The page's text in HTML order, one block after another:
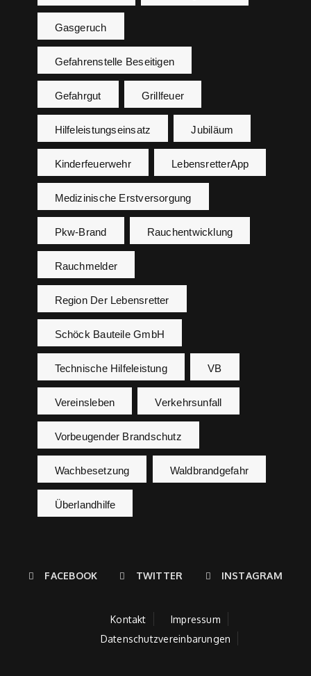
Gasgeruch
Gefahrenstelle Beseitigen
Gefahrgut Grillfeuer
Hilfeleistungseinsatz Jubiläum
Kinderfeuerwehr LebensretterApp
Medizinische Erstversorgung
Pkw-Brand Rauchentwicklung
Rauchmelder
Region Der Lebensretter
Schöck Bauteile GmbH
Technische Hilfeleistung VB
Vereinsleben Verkehrsunfall
Vorbeugender Brandschutz
Wachbesetzung Waldbrandgefahr
Überlandhilfe
FACEBOOK TWITTER INSTAGRAM
Kontakt
Impressum
Datenschutzvereinbarungen